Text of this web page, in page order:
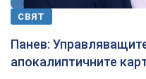
СВЯТ
Панев:
апокалиптичните